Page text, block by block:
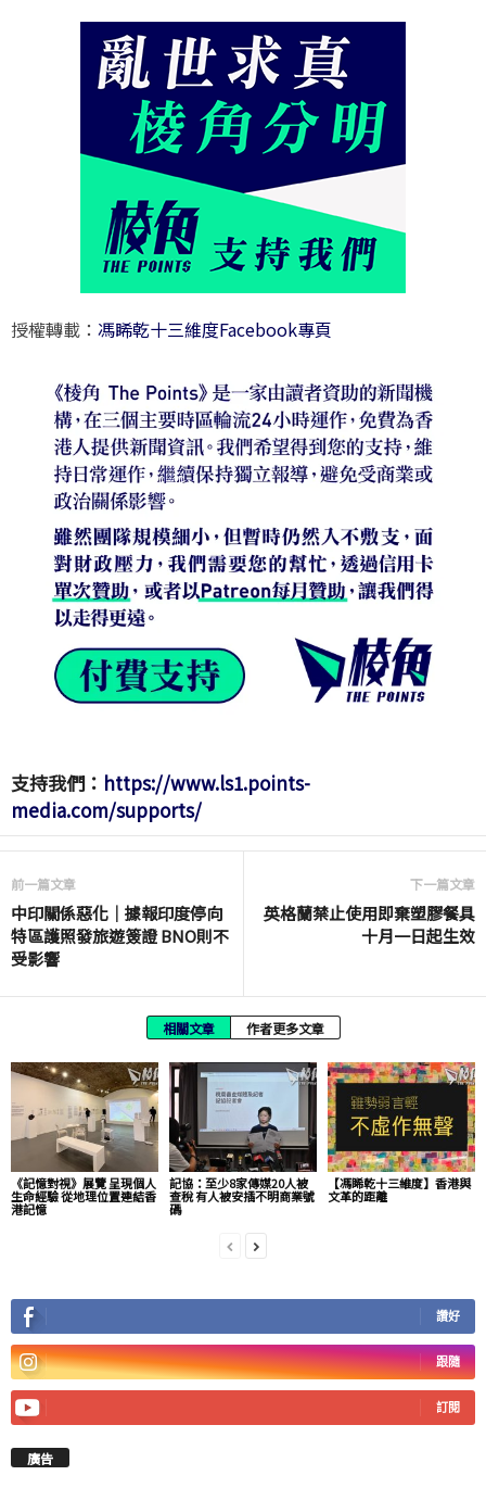
授權轉載： 馮睎乾十三維度Facebook專頁
支持我們： https://www.ls1.points-
media.com/supports/
前一篇文章
中印關係惡化｜據報印度停向
特區護照發旅遊簽證 BNO則不
受影響
下一篇文章
英格蘭禁止使用即棄塑膠餐具
十月一日起生效
相關文章 作者更多文章
《記憶對視》展覽 呈現個人
生命經驗 從地理位置連結香
港記憶
記協：至少8家傳媒20人被
查稅 有人被安插不明商業號
碼
【馮睎乾十三維度】香港與
文革的距離
讚好
跟隨
訂閱
廣告